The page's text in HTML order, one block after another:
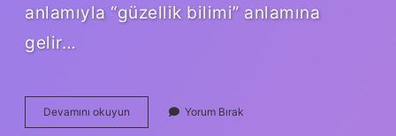
anlamıyla “güzellik bilimi” anlamına
gelir…
Devamını okuyun Aristoteles
E
Yorum Bırak